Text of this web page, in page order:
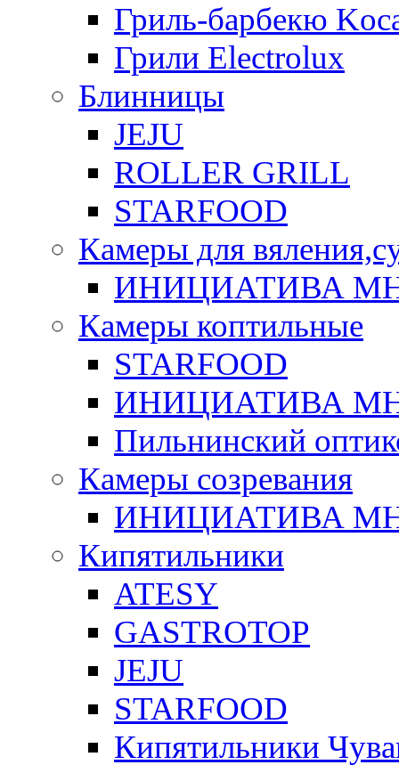
Гриль-барбекю
Грили Electrolux
Блинницы
JEJU
ROLLER GRILL
STARFOOD
Камеры для
ИНИЦИАТИВА
Камеры коптильные
STARFOOD
ИНИЦИАТИВА
Пильнинский
Камеры созревания
ИНИЦИАТИВА
Кипятильники
ATESY
GASTROTOP
JEJU
STARFOOD
Кипятильники